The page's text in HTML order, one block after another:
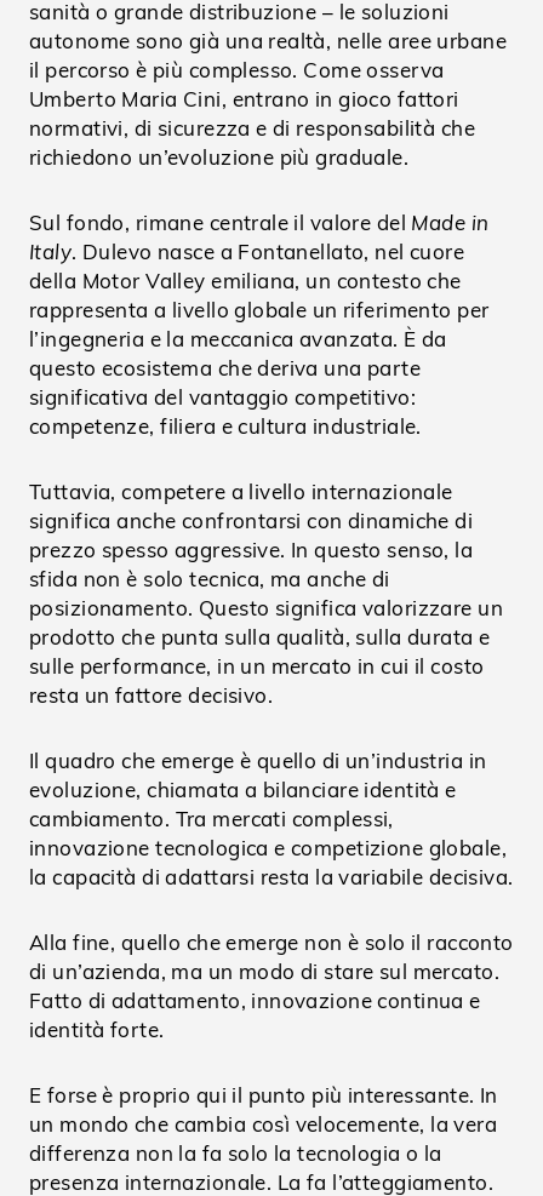
sanità o grande distribuzione – le soluzioni
autonome sono già una realtà, nelle aree urbane
il percorso è più complesso. Come osserva
Umberto Maria Cini, entrano in gioco fattori
normativi, di sicurezza e di responsabilità che
richiedono un’evoluzione più graduale.
Sul fondo, rimane centrale il valore del Made in
Italy. Dulevo nasce a Fontanellato, nel cuore
della Motor Valley emiliana, un contesto che
rappresenta a livello globale un riferimento per
l’ingegneria e la meccanica avanzata. È da
questo ecosistema che deriva una parte
significativa del vantaggio competitivo:
competenze, filiera e cultura industriale.
Tuttavia, competere a livello internazionale
significa anche confrontarsi con dinamiche di
prezzo spesso aggressive. In questo senso, la
sfida non è solo tecnica, ma anche di
posizionamento. Questo significa valorizzare un
prodotto che punta sulla qualità, sulla durata e
sulle performance, in un mercato in cui il costo
resta un fattore decisivo.
Il quadro che emerge è quello di un’industria in
evoluzione, chiamata a bilanciare identità e
cambiamento. Tra mercati complessi,
innovazione tecnologica e competizione globale,
la capacità di adattarsi resta la variabile decisiva.
Alla fine, quello che emerge non è solo il racconto
di un’azienda, ma un modo di stare sul mercato.
Fatto di adattamento, innovazione continua e
identità forte.
E forse è proprio qui il punto più interessante. In
un mondo che cambia così velocemente, la vera
differenza non la fa solo la tecnologia o la
presenza internazionale. La fa l’atteggiamento.